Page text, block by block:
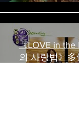
《LOVE in the
의 사랑법》